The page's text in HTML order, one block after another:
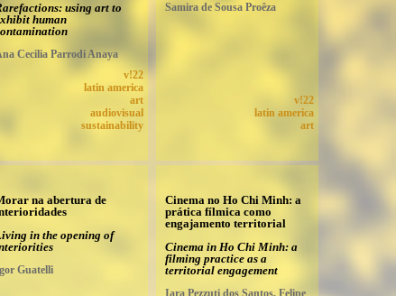
using art to
human
Cecilia Parrodi Anaya
v!22
latin america
art
audiovisual
sustainability
Samira de Sousa Proêza
v!22
latin america
art
na abertura de
in the opening of
Guatelli
Cinema no Ho Chi Minh: a
prática fílmica como
engajamento territorial
Cinema in Ho Chi Minh: a
filming practice as a
territorial engagement
Iara Pezzuti dos Santos, Felipe